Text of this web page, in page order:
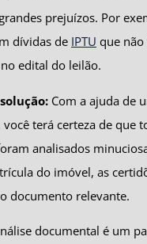
prejuízos. Por
dívidas de IPTU que
edital do leilão.
Com a ajuda de
você terá certeza de que
analisados
do imóvel, as
documento relevante.
documental é um